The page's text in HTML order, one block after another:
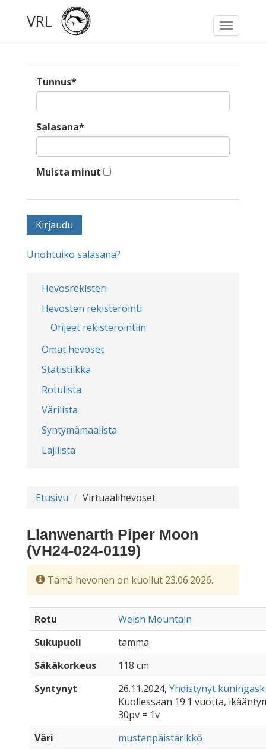
Toggle
VRL
Hevosrekisteri
Hevosten rekisteröinti
Ohjeet rekisteröintiin
Omat hevoset
Statistiikka
Rotulista
Värilista
Syntymämaalista
Lajilista
Tunnus*
Salasana*
Muista minut
Unohtuiko salasana?
Etusivu Virtuaalihevoset
Llanwenarth Piper Moon
(VH24-024-0119)
Tämä hevonen on kuollut 23.06.2026.
Rotu
Welsh Mountain
Sukupuoli
tamma
Säkäkorkeus
118 cm
Syntynyt
26.11.2024, Yhdistynyt
Kuollessaan 19.1 vuotta,
30pv = 1v
Väri
mustanpäistärikkö